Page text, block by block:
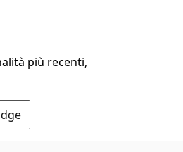
più recenti,